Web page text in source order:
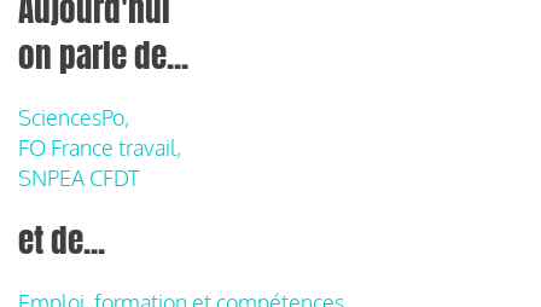
on parle de...
SciencesPo,
FO France travail,
SNPEA CFDT
et de...